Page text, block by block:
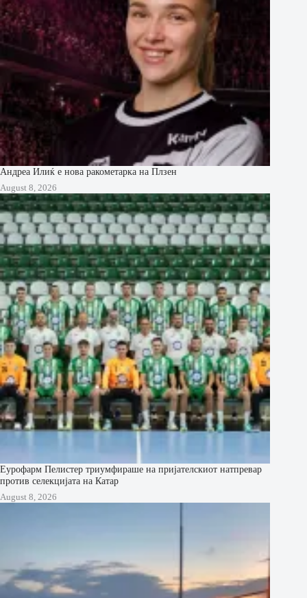
Андреа Илиќ е нова ракометарка на Плзен
August 8, 2026
Еурофарм Пелистер триумфираше на пријателскиот натпревар
против селекцијата на Катар
August 8, 2026